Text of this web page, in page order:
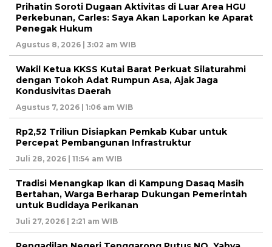
Prihatin Soroti Dugaan Aktivitas di Luar Area HGU
Perkebunan, Carles: Saya Akan Laporkan ke Aparat
Penegak Hukum
Agustus 8, 2026 | 3:02 am WIB
Wakil Ketua KKSS Kutai Barat Perkuat Silaturahmi
dengan Tokoh Adat Rumpun Asa, Ajak Jaga
Kondusivitas Daerah
Agustus 7, 2026 | 1:06 am WIB
Rp2,52 Triliun Disiapkan Pemkab Kubar untuk
Percepat Pembangunan Infrastruktur
Juli 28, 2026 | 11:54 am WIB
Tradisi Menangkap Ikan di Kampung Dasaq Masih
Bertahan, Warga Berharap Dukungan Pemerintah
untuk Budidaya Perikanan
Juli 27, 2026 | 2:21 am WIB